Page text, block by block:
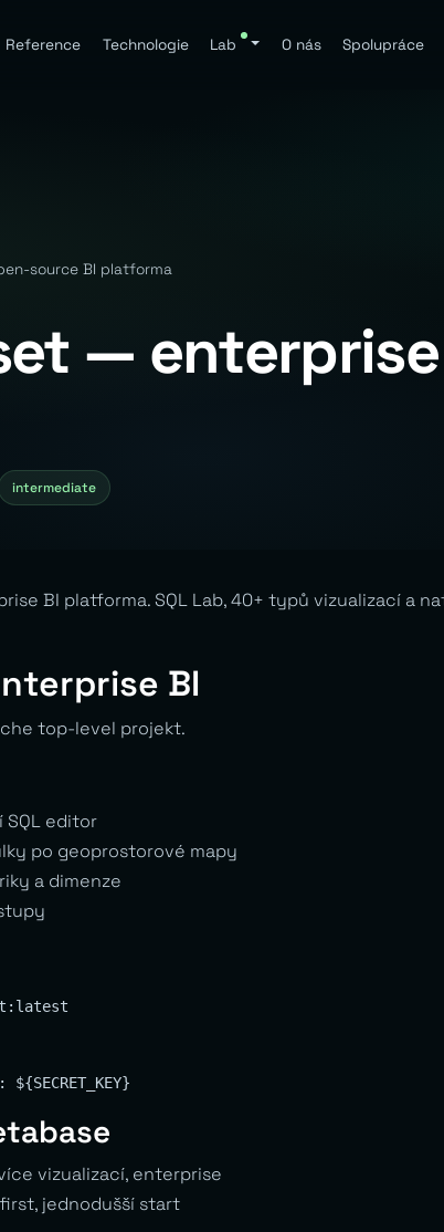
Reference Technologie Lab O nás Spolupráce
source BI platforma
—
intermediate
BI platforma. SQL Lab, 40+ typů vizualizací a
BI
top-level projekt.
editor
po geoprostorové mapy
a dimenze
vizualizací, enterprise
jednodušší start